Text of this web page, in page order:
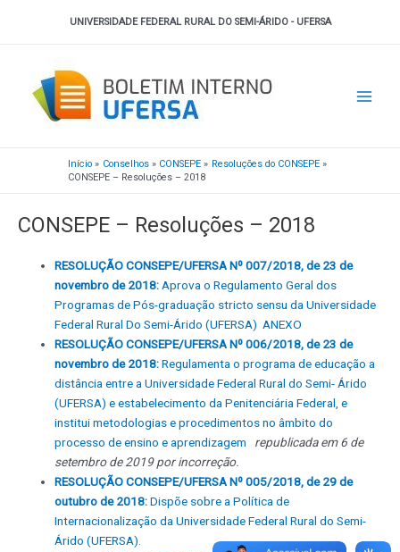
UNIVERSIDADE FEDERAL RURAL DO SEMI-ÁRIDO - UFERSA
Menu
Início Conselhos CONSEPE
Resoluções do CONSEPE
CONSEPE – Resoluções – 2018
CONSEPE – Resoluções – 2018
RESOLUÇÃO CONSEPE/UFERSA Nº 007/2018, de 23 de
novembro de 2018:Aprova o Regulamento Geral dos
Programas de Pós-graduação stricto sensu da Universidade
Federal Rural Do Semi-Árido (UFERSA) ANEXO
RESOLUÇÃO CONSEPE/UFERSA Nº 006/2018, de 23 de
novembro de 2018:Regulamenta o programa de educação a
distância entre a Universidade Federal Rural do Semi- Árido
(UFERSA) e estabelecimento da Penitenciária Federal, e
institui metodologias e procedimentos no âmbito do
processo de ensino e aprendizagem
republicada em 6 de
setembro de 2019 por incorreção.
RESOLUÇÃO CONSEPE/UFERSA Nº 005/2018, de 29 de
outubro de 2018:Dispõe sobre a Política de
Internacionalização da Universidade Federal Rural do Semi-
Árido (UFERSA).